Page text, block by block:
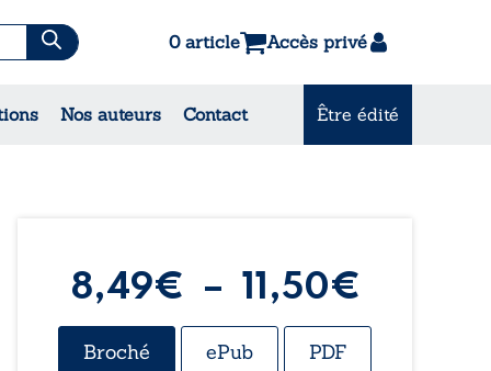
0 article Accès privé
Nos auteurs Contact Être édité
& Contes
8,49€ – 11,50€
de
Broché ePub PDF